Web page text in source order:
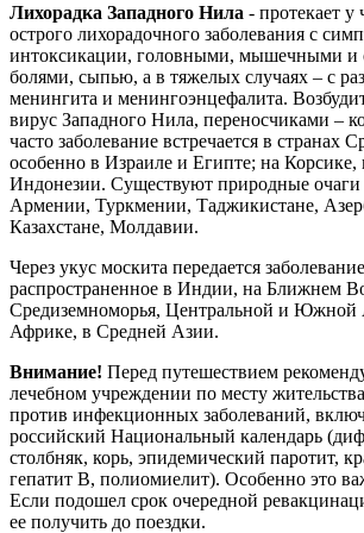
Лихорадка Западного Нила - протекает у
острого лихорадочного заболевания с
интоксикации, головными, мышечными и
болями, сыпью, а в тяжелых случаях – с
менингита и менингоэнцефалита.
вирус Западного Нила, переносчиками –
часто заболевание встречается в странах
особенно в Израиле и Египте; на
Индонезии. Существуют природные очаги
Армении, Туркмении, Таджикистане,
Казахстане, Молдавии.
Через укус москита передается заболевание
распространенное в Индии, на Ближнем
Средиземноморья, Центральной и Южной
Африке, в Средней Азии.
Внимание! Перед путешествием
лечебном учреждении по месту
против инфекционных заболеваний,
российский Национальный календарь
столбняк, корь, эпидемический паротит,
гепатит В, полиомиелит). Особенно это
Если подошел срок очередной
ее получить до поездки.